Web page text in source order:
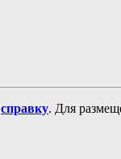
справку. Для